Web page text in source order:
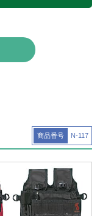
商品番号 N-117